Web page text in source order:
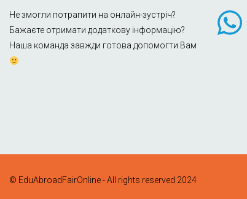
Не змогли потрапити на онлайн-зустріч?
Бажаєте отримати додаткову інформацію?
Наша команда завжди готова допомогти Вам
© EduAbroadFairOnline - All rights reserved 2024